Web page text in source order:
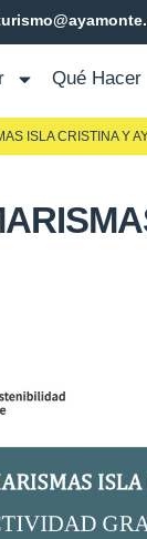
Qué Hacer
ISLA CRISTINA Y